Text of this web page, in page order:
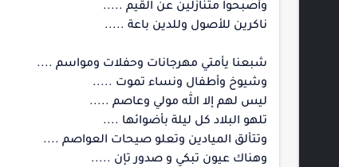
وأصبحوا متنازلين عن القيم .....
ناكرين للأصول وللدين باعة .....
شبعنا يأمتي مهرجانات وحفلات ومواسم ....
وشيوخ وأطفال ونساء تموت .....
ليس لهم إلا الله مولي وعاصم .....
تلهو البلاد كل ليلة بأضوائها ....
وتتألق الميادين وتعلو صيحات العواصم ....
وهناك عيون تبكي و صدور تإن .....